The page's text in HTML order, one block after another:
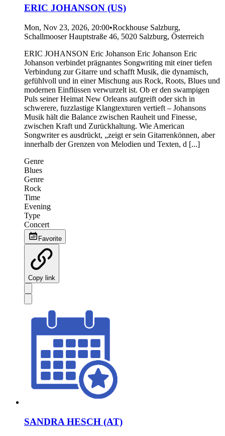
ERIC JOHANSON (US)
Mon, Nov 23, 2026, 20:00•Rockhouse Salzburg,
Schallmooser Hauptstraße 46, 5020 Salzburg, Österreich
ERIC JOHANSON Eric Johanson Eric Johanson Eric
Johanson verbindet prägnantes Songwriting mit einer tiefen
Verbindung zur Gitarre und schafft Musik, die dynamisch,
gefühlvoll und in einer Mischung aus Rock, Roots, Blues und
modernen Einflüssen verwurzelt ist. Ob er den swampigen
Puls seiner Heimat New Orleans aufgreift oder sich in
schwerere, fuzzlastige Klangtexturen vertieft – Johansons
Musik hält die Balance zwischen Rauheit und Finesse,
zwischen Kraft und Zurückhaltung. Wie American
Songwriter es ausdrückt, „zeigt er sein Gitarrenkönnen, aber
innerhalb der Grenzen von Melodien und Texten, d [...]
Genre
Blues
Genre
Rock
Time
Evening
Type
Concert
Favorite
Copy link
SANDRA HESCH (AT)